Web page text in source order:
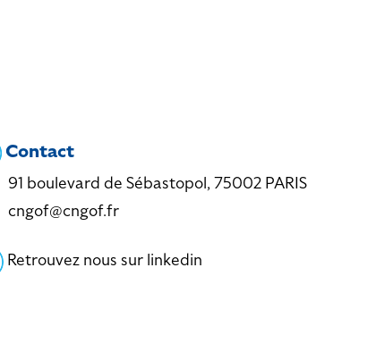
Contact
91 boulevard de Sébastopol, 75002 PARIS
cngof@cngof.fr
Retrouvez nous sur linkedin